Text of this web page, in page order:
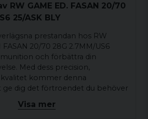
RW GAME ED. FASAN 20/70
25/ASK BLY
prestandan hos RW
FASAN 20/70 28G 2.7MM/US6
och förbättra din
Med dess precision,
kommer denna
dig det förtroendet du behöver
fasanjaktssäsong.
Visa mer